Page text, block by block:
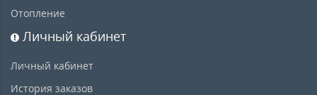
Отопление
Личный кабинет
Личный кабинет
История заказов